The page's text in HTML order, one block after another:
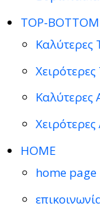
TOP-BOTTOM
Καλύτερες
Καλύτερες
HOME
home page